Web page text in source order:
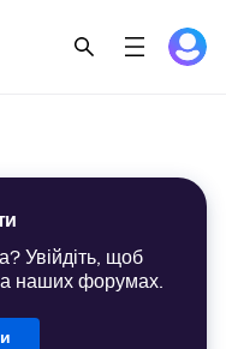
Увійдіть, щоб
наших форумах.